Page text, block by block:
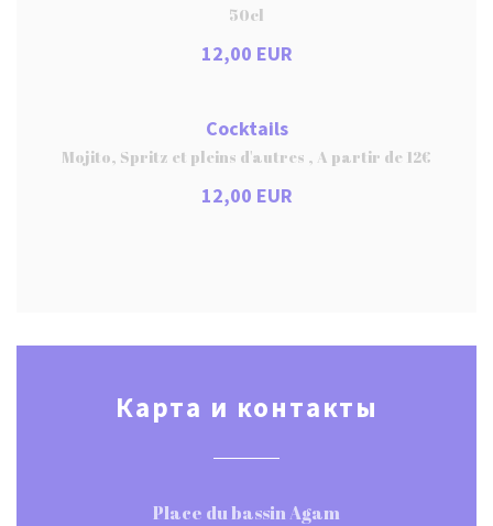
50cl
12,00 EUR
Cocktails
Mojito, Spritz et pleins d'autres , A partir de 12€
12,00 EUR
Карта и контакты
Place du bassin Agam